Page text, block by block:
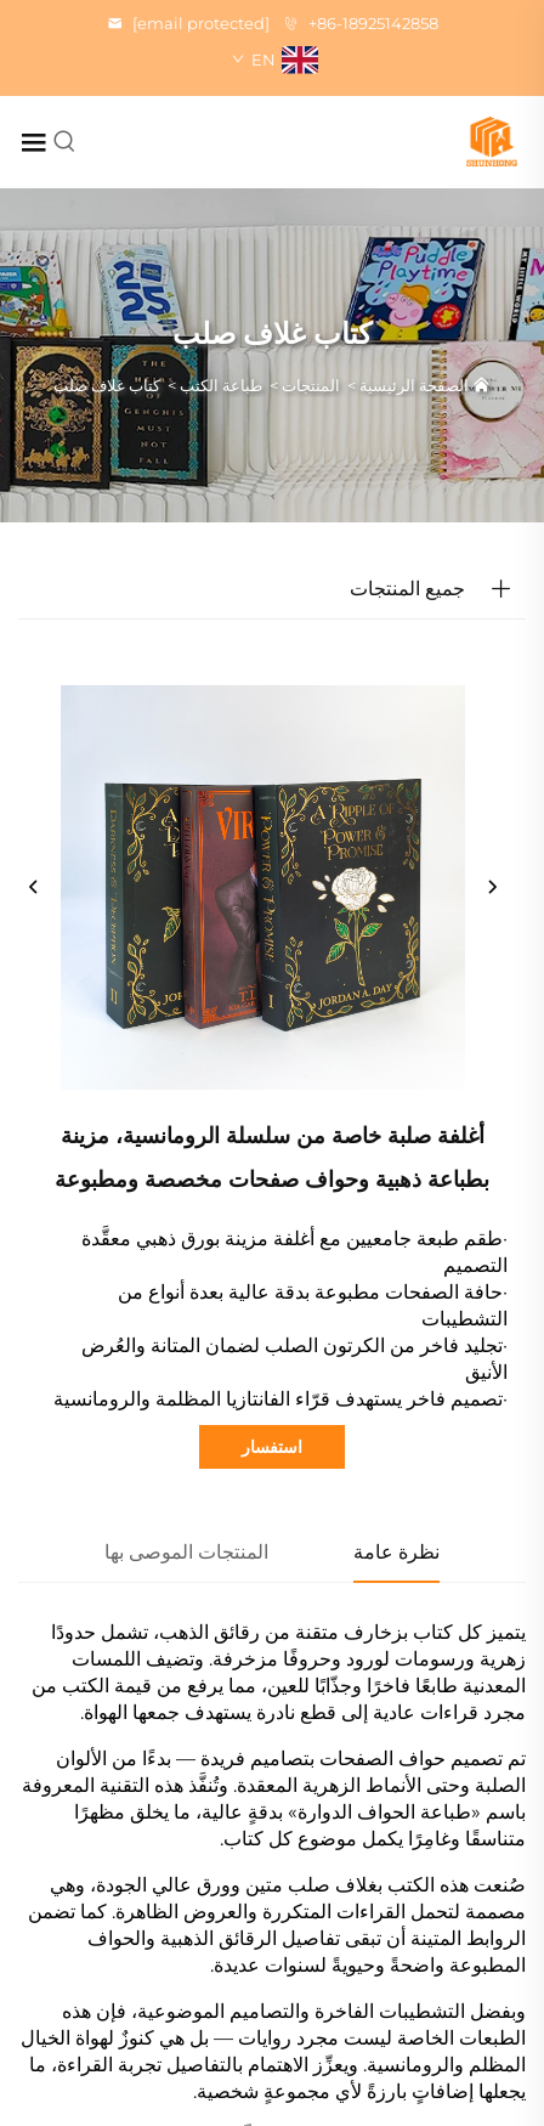
+86-18925142858
[email protected]
EN
كتاب غلاف صلب
الصفحة الرئيسية > المنتجات > طباعة الكتب>كتاب غلاف صلب
جميع المنتجات
أغلفة صلبة خاصة من سلسلة الرومانسية، مزينة
بطباعة ذهبية وحواف صفحات مخصصة ومطبوعة
·طقم طبعة جامعيين مع أغلفة مزينة بورق ذهبي معقَّدة
التصميم
·حافة الصفحات مطبوعة بدقة عالية بعدة أنواع من
التشطيبات
·تجليد فاخر من الكرتون الصلب لضمان المتانة والعُرض
الأنيق
·تصميم فاخر يستهدف قرّاء الفانتازيا المظلمة والرومانسية
استفسار
نظرة عامة المنتجات الموصى بها
يتميز كل كتاب بزخارف متقنة من رقائق الذهب، تشمل حدودًا
زهرية ورسومات لورود وحروفًا مزخرفة. وتضيف اللمسات
المعدنية طابعًا فاخرًا وجذّابًا للعين، مما يرفع من قيمة الكتب من
مجرد قراءات عادية إلى قطع نادرة يستهدف جمعها الهواة.
تم تصميم حواف الصفحات بتصاميم فريدة — بدءًا من الألوان
الصلبة وحتى الأنماط الزهرية المعقدة. وتُنفَّذ هذه التقنية المعروفة
باسم «طباعة الحواف الدوارة» بدقةٍ عالية، ما يخلق مظهرًا
متناسقًا وغامِرًا يكمل موضوع كل كتاب.
صُنعت هذه الكتب بغلاف صلب متين وورق عالي الجودة، وهي
مصممة لتحمل القراءات المتكررة والعروض الظاهرة. كما تضمن
الروابط المتينة أن تبقى تفاصيل الرقائق الذهبية والحواف
المطبوعة واضحةً وحيويةً لسنوات عديدة.
وبفضل التشطيبات الفاخرة والتصاميم الموضوعية، فإن هذه
الطبعات الخاصة ليست مجرد روايات — بل هي كنوزٌ لهواة الخيال
المظلم والرومانسية. ويعزِّز الاهتمام بالتفاصيل تجربة القراءة، ما
يجعلها إضافاتٍ بارزةً لأي مجموعةٍ شخصية.